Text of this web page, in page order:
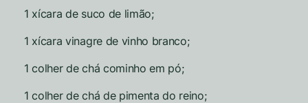
1 xícara de suco de limão;
1 xícara vinagre de vinho branco;
1 colher de chá cominho em pó;
1 colher de chá de pimenta do reino;